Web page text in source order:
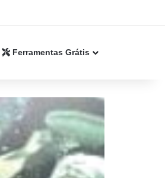
Ferramentas Grátis